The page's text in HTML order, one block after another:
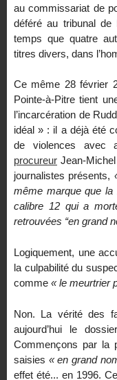
au commissariat de
déféré au tribunal de
temps que quatre
titres divers, dans
Ce même 28 février
Pointe-à-Pitre tient
l’incarcération de
idéal » : il a déjà été
de violences avec
procureur Jean-
journalistes présents,
même marque que
calibre 12 qui a
retrouvées “en grand
Logiquement, une
la culpabilité du
comme « le meurtrier
Non. La vérité des
aujourd’hui le
Commençons par la
saisies « en grand
effet été... en 1996.